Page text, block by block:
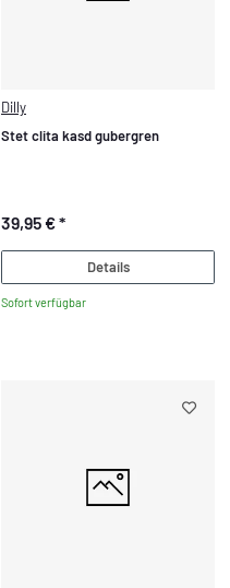
Dilly
Stet clita kasd gubergren
39,95 €*
Details
Sofort verfügbar